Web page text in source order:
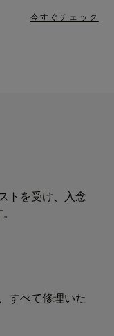
今すぐチェック
トを受け、入念
すべて修理いた